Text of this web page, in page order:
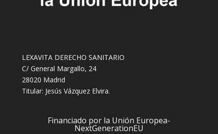
LEXAVITA DERECHO SANITARIO
C/ General Margallo, 24
28020 Madrid
Titular: Jesús Vázquez Elvira.
Financiado por la Unión Europea-
NextGenerationEU